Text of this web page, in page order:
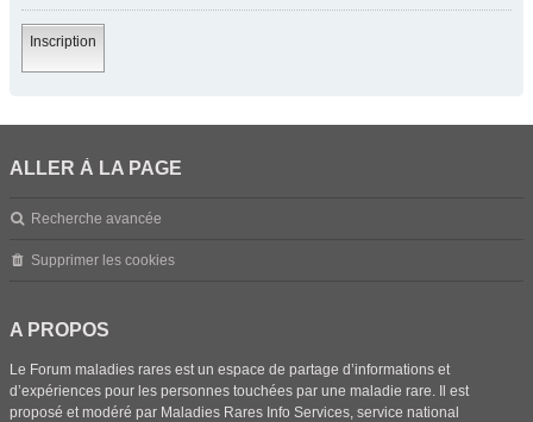
Inscription
ALLER À LA PAGE
Recherche avancée
Supprimer les cookies
A PROPOS
Le Forum maladies rares est un espace de partage d’informations et
d’expériences pour les personnes touchées par une maladie rare. Il est
proposé et modéré par Maladies Rares Info Services, service national